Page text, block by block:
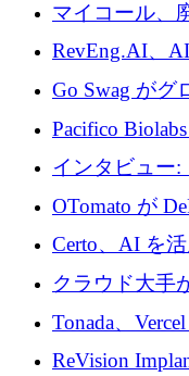
マイコール、
に400万ポンド
RevEng.AI、
確保するため
Go Swag がグ
ムを拡大する
Pacifico
質生産に転換
インタビュー:
ーン Tide の
OTomato が
インテリジェ
Improbable
Certo、AI を
プラットフォ
クラウド大手
るなか、
ード資金を調達
Tonada、
援を受けてス
ReVision